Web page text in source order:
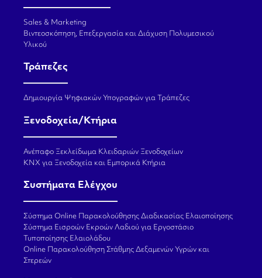
Sales & Marketing
Βιντεοσκόπηση, Επεξεργασία και Διάχυση Πολυμεσικού
Υλικού
Τράπεζες
Δημιουργία Ψηφιακών Υπογραφών για Τράπεζες
Ξενοδοχεία/Κτήρια
Ανέπαφο Ξεκλείδωμα Κλειδαριών Ξενοδοχείων
KNX για Ξενοδοχεία και Εμπορικά Κτήρια
Συστήματα Ελέγχου
Σύστημα Online Παρακολούθησης Διαδικασίας Ελαιοποίησης
Σύστημα Εισροών Εκροών Λαδιού για Εργοστάσιο
Τυποποίησης Ελαιολάδου
Online Παρακολούθηση Στάθμης Δεξαμενών Υγρών και
Στερεών